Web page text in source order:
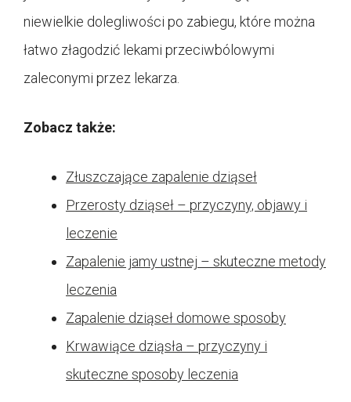
niewielkie dolegliwości po zabiegu, które można
łatwo złagodzić lekami przeciwbólowymi
zaleconymi przez lekarza.
Zobacz także:
Złuszczające zapalenie dziąseł
Przerosty dziąseł – przyczyny, objawy i
leczenie
Zapalenie jamy ustnej – skuteczne metody
leczenia
Zapalenie dziąseł domowe sposoby
Krwawiące dziąsła – przyczyny i
skuteczne sposoby leczenia